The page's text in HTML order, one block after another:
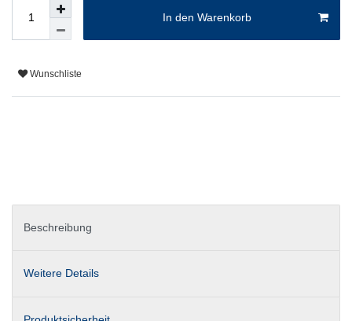
In den Warenkorb
Wunschliste
Beschreibung
Weitere Details